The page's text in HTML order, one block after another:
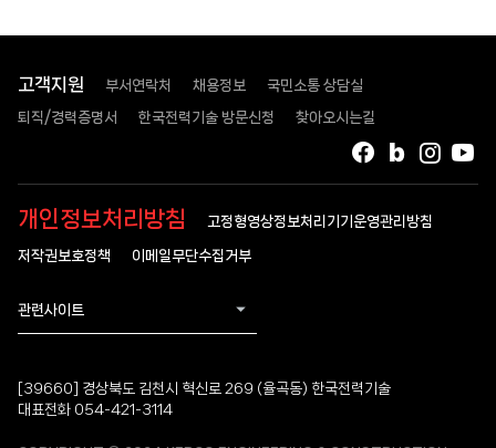
고객지원 부서연락처 채용정보 국민소통 상담실
퇴직/경력증명서 한국전력기술 방문신청 찾아오시는길
인스
블로그
페이스북
개인정보처리방침 고정형영상정보처리기기운영관리방침
저작권보호정책 이메일무단수집거부
관련사이트
[39660] 경상북도 김천시 혁신로 269 (율곡동) 한국전력기술
대표전화 054-421-3114